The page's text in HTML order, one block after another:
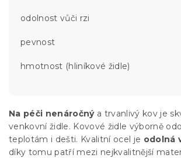
odolnost vůči rzi
pevnost
hmotnost (hliníkové židle)
Na péči nenáročnýa trvanlivý kov je
venkovní židle. Kovové židle výborně
teplotám i dešti. Kvalitní ocel je odolná
díky tomu patří mezi nejkvalitnější